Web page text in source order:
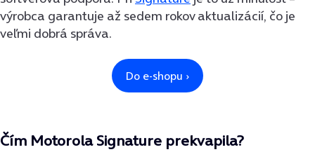
výrobca garantuje až sedem rokov aktualizácií, čo je
veľmi dobrá správa.
Čím Motorola Signature prekvapila?